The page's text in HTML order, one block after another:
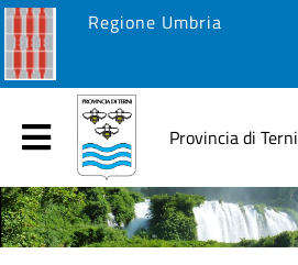
Regione Umbria
Provincia di Terni